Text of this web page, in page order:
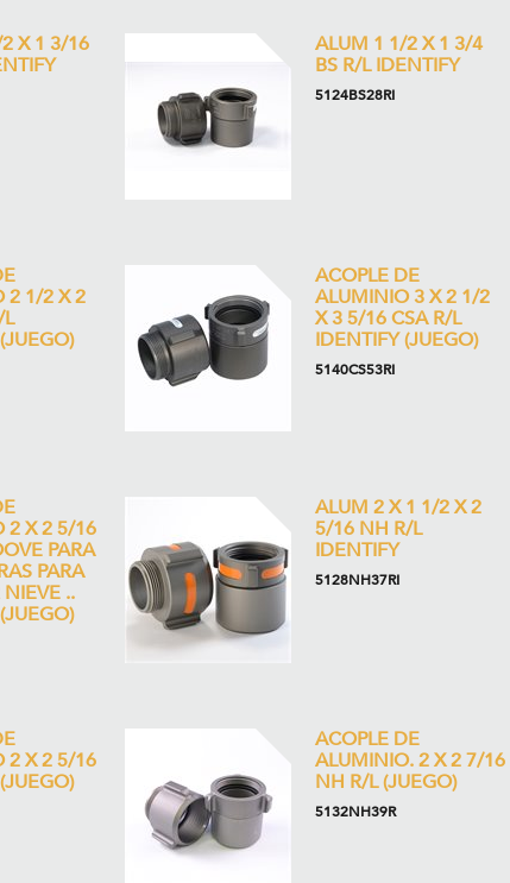
X 1 3/16
ALUM 1 1/2 X 1 3/4
BS R/L IDENTIFY
5124BS28RI
2 1/2 X 2
ACOPLE DE
ALUMINIO 3 X 2 1/2
X 3 5/16 CSA R/L
IDENTIFY (JUEGO)
5140CS53RI
2 X 2 5/16
PARA
PARA
NIEVE ..
ALUM 2 X 1 1/2 X 2
5/16 NH R/L
IDENTIFY
5128NH37RI
2 X 2 5/16
ACOPLE DE
ALUMINIO. 2 X 2 7/16
NH R/L (JUEGO)
5132NH39R